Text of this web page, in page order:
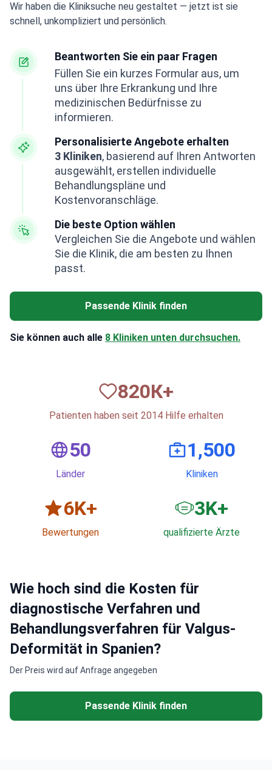
Wir haben die Kliniksuche neu gestaltet — jetzt ist sie
schnell, unkompliziert und persönlich.
Beantworten Sie ein paar Fragen
Füllen Sie ein kurzes Formular aus, um
uns über Ihre Erkrankung und Ihre
medizinischen Bedürfnisse zu
informieren.
Personalisierte Angebote erhalten
3 Kliniken, basierend auf Ihren Antworten
ausgewählt, erstellen individuelle
Behandlungspläne und
Kostenvoranschläge.
Die beste Option wählen
Vergleichen Sie die Angebote und wählen
Sie die Klinik, die am besten zu Ihnen
passt.
Passende Klinik finden
Sie können auch alle 8 Kliniken unten durchsuchen.
820К+
Patienten haben seit 2014 Hilfe erhalten
50
Länder
1,500
Kliniken
6K+
Bewertungen
3K+
qualifizierte Ärzte
Wie hoch sind die Kosten für
diagnostische Verfahren und
Behandlungsverfahren für Valgus-
Deformität in Spanien?
Der Preis wird auf Anfrage angegeben
Passende Klinik finden